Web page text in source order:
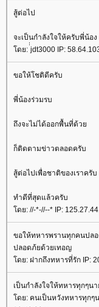
สู้ต่อไป
จะเป็นกำลังใจให้ครับพี่น้อง
ดย: ่่jdt3000 IP:
ขอให้โชติดีครับ
พี่น้องร่วมรบ
ถึงจะไม่ได้ออกพื้นที่ด้ว
ก็ติดตามข่าวตลอดครับ
สู้ต่อไปเพื่อชาติของเราครับ
ทำดีที่สุดแล้วครับ
ดย: //-*-//--* IP:
ขอให้ทหารพรานทุกคนปล
ปลอดภ้ยด้วยเทอญ
ดย: ฝากถึงทหารที่รัก IP:
เป็นกำลังใจให้ทหารทุกๆน
ดย: คนเป็นหวังทหารทุกๆน